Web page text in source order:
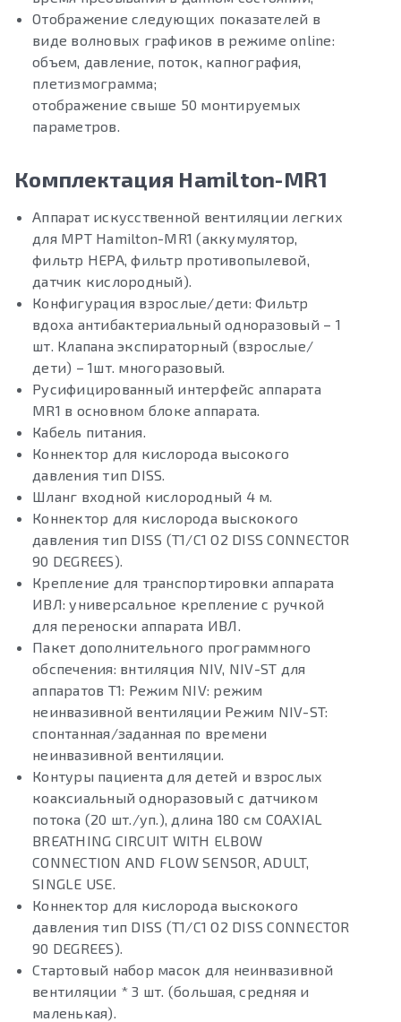
Отображение следующих показателей в
виде волновых графиков в режиме online:
объем, давление, поток, капнография,
плетизмограмма;
отображение свыше 50 монтируемых
параметров.
Комплектация Hamilton-MR1
Аппарат искусственной вентиляции легких
для МРТ Hamilton-MR1 (аккумулятор,
фильтр HEPA, фильтр противопылевой,
датчик кислородный).
Конфигурация взрослые/дети: Фильтр
вдоха антибактериальный одноразовый – 1
шт. Клапана экспираторный (взрослые/
дети) – 1шт. многоразовый.
Русифицированный интерфейс аппарата
MR1 в основном блоке аппарата.
Кабель питания.
Коннектор для кислорода высокого
давления тип DISS.
Шланг входной кислородный 4 м.
Коннектор для кислорода выскокого
давления тип DISS (T1/C1 O2 DISS CONNECTOR
90 DEGREES).
Крепление для транспортировки аппарата
ИВЛ: универсальное крепление с ручкой
для переноски аппарата ИВЛ.
Пакет дополнительного программного
обспечения: внтиляция NIV, NIV-ST для
аппаратов Т1: Режим NIV: режим
неинвазивной вентиляции Режим NIV-ST:
спонтанная/заданная по времени
неинвазивной вентиляции.
Контуры пациента для детей и взрослых
коаксиальный одноразовый с датчиком
потока (20 шт./уп.), длина 180 см COAXIAL
BREATHING CIRCUIT WITH ELBOW
CONNECTION AND FLOW SENSOR, ADULT,
SINGLE USE.
Коннектор для кислорода выскокого
давления тип DISS (T1/C1 O2 DISS CONNECTOR
90 DEGREES).
Стартовый набор масок для неинвазивной
вентиляции * 3 шт. (большая, средняя и
маленькая).